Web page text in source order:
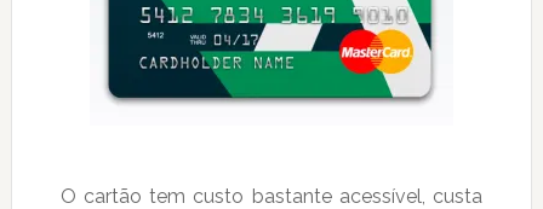
O cartão tem custo bastante acessível, custa